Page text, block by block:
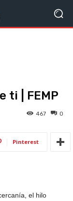
ti | FEMP
0
467
Pinterest
el hilo